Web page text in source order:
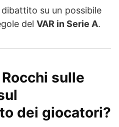
su un possibile
del VAR in Serie A.
sulle
dei giocatori?